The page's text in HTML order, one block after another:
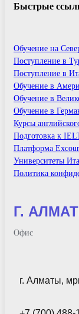
Быстрые
Обучение на
Поступление в
Поступление в
Обучение в
Обучение в
Обучение в
Курсы
Подготовка к
Платформа
Университеты
Политика
Г.
Офис
г. Алматы,